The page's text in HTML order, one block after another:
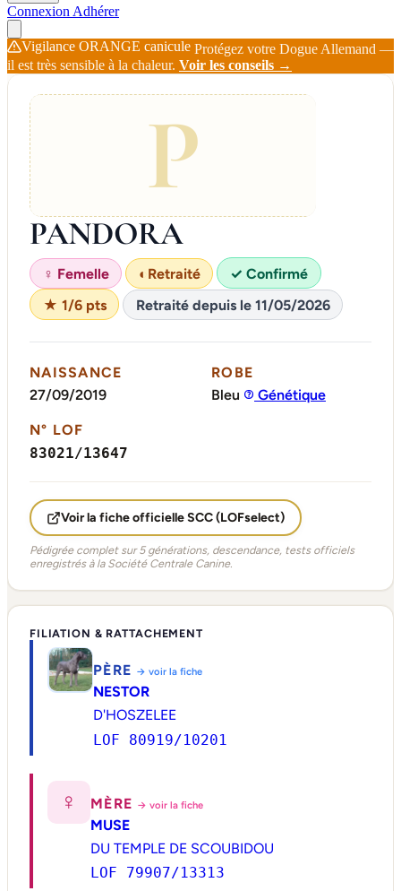
Connexion Adhérer
Vigilance ORANGE canicule Protégez votre Dogue Allemand —
il est très sensible à la chaleur. Voir les conseils →
P
PANDORA
♀ Femelle ◐ Retraité
✓ Confirmé
★ 1/6 pts
Retraité depuis le 11/05/2026
NAISSANCE
27/09/2019
ROBE
Bleu
Génétique
N° LOF
83021/13647
Voir la fiche officielle SCC (LOFselect)
Pédigrée complet sur 5 générations, descendance, tests officiels
enregistrés à la Société Centrale Canine.
FILIATION & RATTACHEMENT
PÈRE → voir la fiche
NESTOR
D'HOSZELEE
LOF 80919/10201
♀ MÈRE → voir la fiche
MUSE
DU TEMPLE DE SCOUBIDOU
LOF 79907/13313